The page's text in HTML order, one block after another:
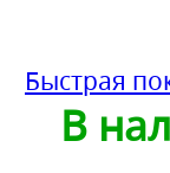
Быстрая
В